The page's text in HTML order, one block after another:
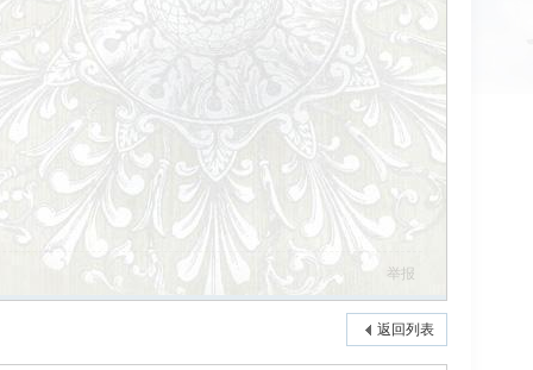
举报
返回列表